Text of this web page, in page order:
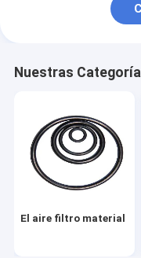
Filtro de HEPA
Alambre plegable
Nuestras
El aire filtro material